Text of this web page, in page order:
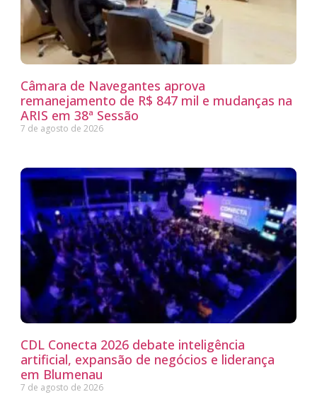
Câmara de Navegantes aprova
remanejamento de R$ 847 mil e mudanças na
ARIS em 38ª Sessão
7 de agosto de 2026
CDL Conecta 2026 debate inteligência
artificial, expansão de negócios e liderança
em Blumenau
7 de agosto de 2026